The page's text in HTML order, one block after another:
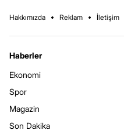
Hakkımızda Reklam İletişim
Haberler
Ekonomi
Spor
Magazin
Son Dakika